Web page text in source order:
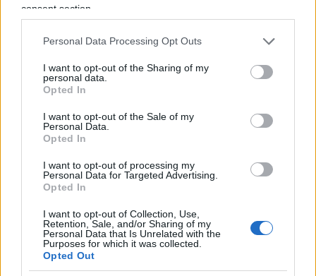
consent section.
Personal Data Processing Opt Outs
I want to opt-out of the Sharing of my
personal data.
Opted In
I want to opt-out of the Sale of my
Personal Data.
Opted In
I want to opt-out of processing my
Personal Data for Targeted Advertising.
Opted In
I want to opt-out of Collection, Use,
Retention, Sale, and/or Sharing of my
Personal Data that Is Unrelated with the
Purposes for which it was collected.
Opted Out
Ancora sul costoso flop delle rinnovabili.
Del Vigo smonta con i numeri di Agcom
Telemeloni
93
SEDUTE SATIRICHE
Vignetta del 07/08/2026